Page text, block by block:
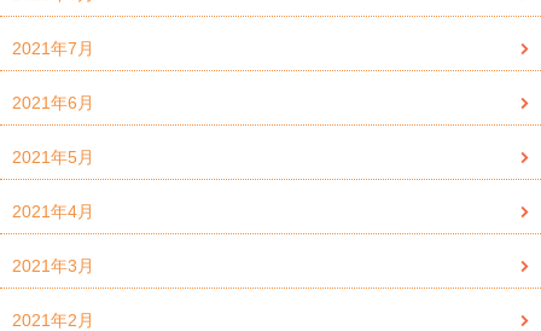
2021年7月
2021年6月
2021年5月
2021年4月
2021年3月
2021年2月